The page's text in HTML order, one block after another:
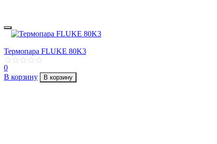
Термопара FLUKE 80K3
0
В корзину
В корзину